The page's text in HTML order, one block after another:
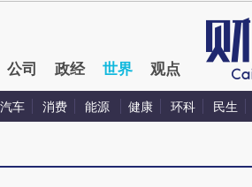
公司 政经 世界 观点
汽车 消费 能源 健康 环科 民生